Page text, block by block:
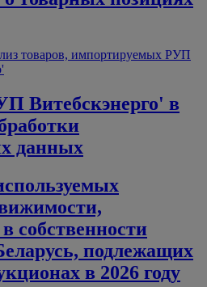
товаров, импортируемых РУП
Витебскэнерго' в
данных
собственности
подлежащих
в 2026 году